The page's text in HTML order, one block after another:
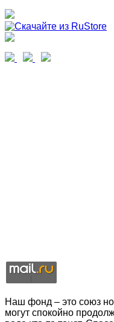
Наш фонд – это союз
могут спокойно